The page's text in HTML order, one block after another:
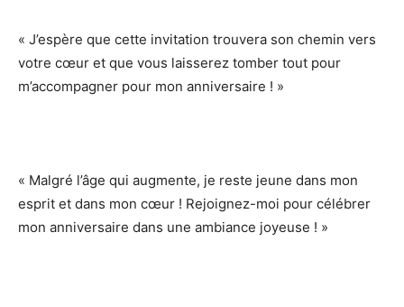
« J’espère que cette invitation trouvera son chemin vers
votre cœur et que vous laisserez tomber tout pour
m’accompagner pour mon anniversaire ! »
« Malgré l’âge qui augmente, je reste jeune dans mon
esprit et dans mon cœur ! Rejoignez-moi pour célébrer
mon anniversaire dans une ambiance joyeuse ! »